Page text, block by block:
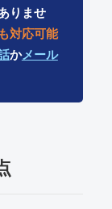
りませ
対応可能
かメール